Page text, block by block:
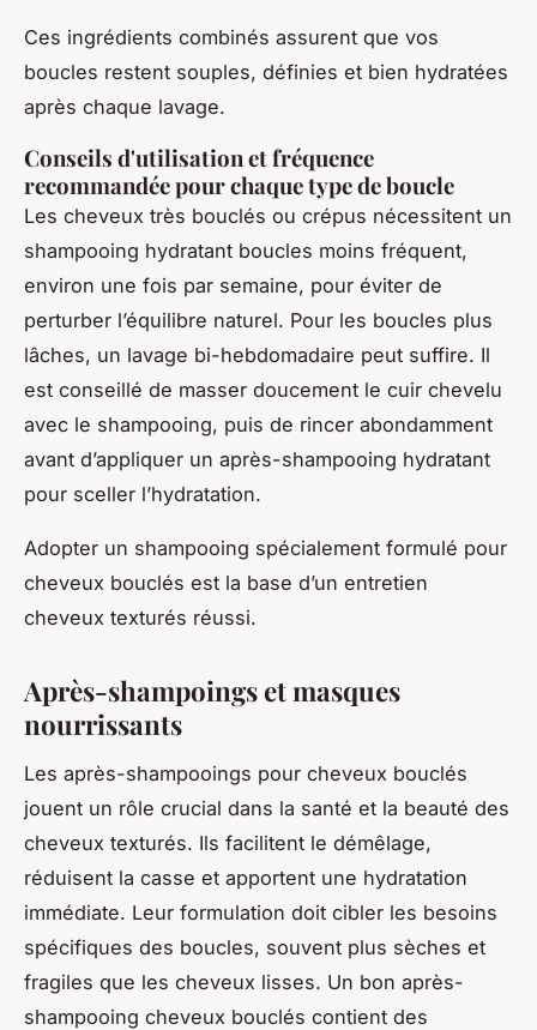
Ces ingrédients combinés assurent que vos
boucles restent souples, définies et bien hydratées
après chaque lavage.
Conseils d'utilisation et fréquence
recommandée pour chaque type de boucle
Les cheveux très bouclés ou crépus nécessitent un
shampooing hydratant boucles moins fréquent,
environ une fois par semaine, pour éviter de
perturber l’équilibre naturel. Pour les boucles plus
lâches, un lavage bi-hebdomadaire peut suffire. Il
est conseillé de masser doucement le cuir chevelu
avec le shampooing, puis de rincer abondamment
avant d’appliquer un après-shampooing hydratant
pour sceller l’hydratation.
Adopter un shampooing spécialement formulé pour
cheveux bouclés est la base d’un entretien
cheveux texturés réussi.
Après-shampoings et masques
nourrissants
Les après-shampooings pour cheveux bouclés
jouent un rôle crucial dans la santé et la beauté des
cheveux texturés. Ils facilitent le démêlage,
réduisent la casse et apportent une hydratation
immédiate. Leur formulation doit cibler les besoins
spécifiques des boucles, souvent plus sèches et
fragiles que les cheveux lisses. Un bon après-
shampooing cheveux bouclés contient des